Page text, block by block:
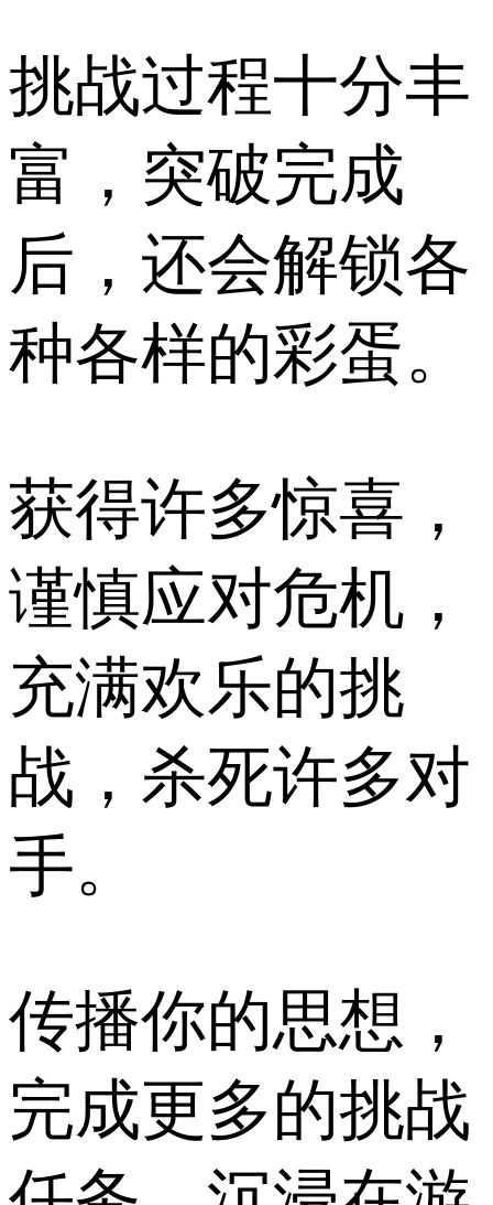
挑战过程十分丰
富，突破完成
后，还会解锁各
种各样的彩蛋。
获得许多惊喜，
谨慎应对危机，
充满欢乐的挑
战，杀死许多对
手。
传播你的思想，
完成更多的挑战